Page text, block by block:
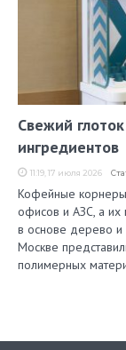
Свежий
ингредиентов
11:19, 17 июля 2026
Кофейные корнеры
офисов и АЗС, а их
в основе дерево и
Москве
полимерных